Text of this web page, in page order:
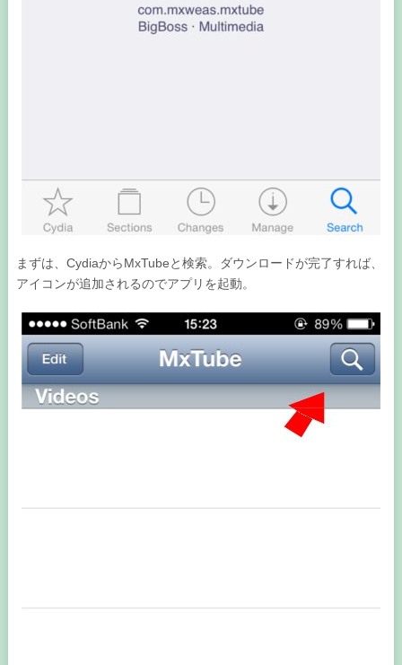
まずは、CydiaからMxTubeと検索。ダウンロードが完了すれば、
アイコンが追加されるのでアプリを起動。